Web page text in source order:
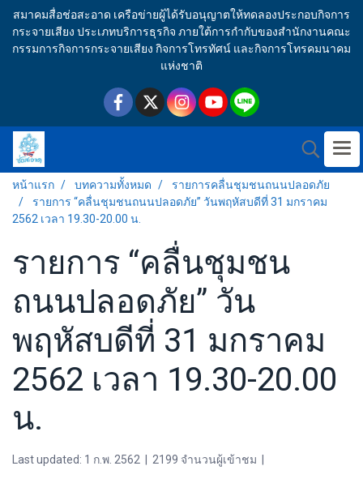
สมาคมสื่อช่อสะอาด เครือข่ายผู้ได้รับอนุญาตให้ทดลองประกอบกิจการ
กระจายเสียง ประเภทบริการธุรกิจ ภายใต้การกำกับของสำนักงานคณะ
กรรมการกิจการกระจายเสียง กิจการโทรทัศน์ และกิจการโทรคมนาคม
แห่งชาติ
หน้าแรก บทความทั้งหมด
รายการคลื่นชุมชนถนนปลอดภัย
รายการ “คลื่นชุมชนถนนปลอดภัย” วันพฤหัสบดีที่ 31 มกราคม
2562 เวลา 19.30-20.00 น.
รายการ “คลื่นชุมชน
ถนนปลอดภัย” วัน
พฤหัสบดีที่ 31 มกราคม
2562 เวลา 19.30-20.00
น.
Last updated: 1 ก.พ. 2562 2199 จำนวนผู้เข้าชม